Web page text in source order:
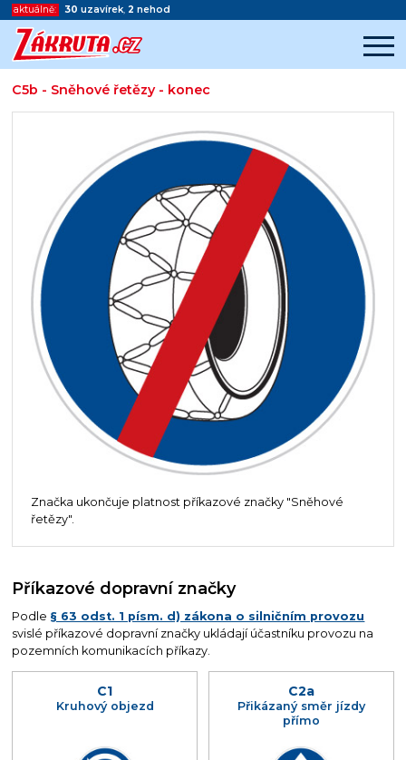
aktuálně: 30 uzavírek, 2 nehod
C5b - Sněhové řetězy - konec
Začátek reklamy
Konec reklamy
Značka ukončuje platnost příkazové značky "Sněhové
řetězy".
Příkazové dopravní značky
Podle § 63 odst. 1 písm. d) zákona o silničním provozu
svislé příkazové dopravní značky ukládají účastníku provozu na
pozemních komunikacích příkazy.
C1
Kruhový objezd
C2a
Přikázaný směr jízdy
přímo